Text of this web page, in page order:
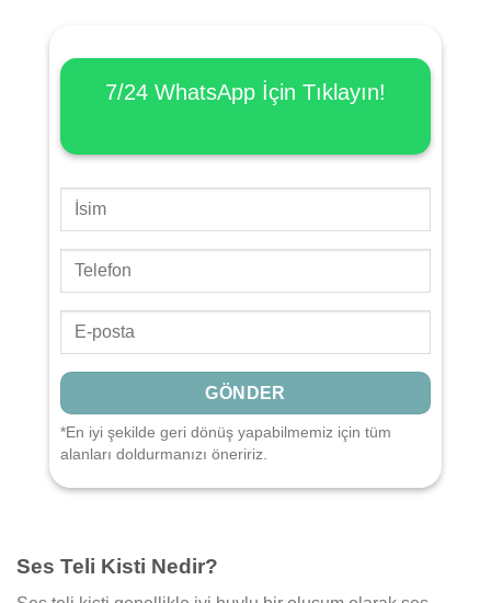
7/24 WhatsApp İçin Tıklayın!
*En iyi şekilde geri dönüş yapabilmemiz için tüm
alanları doldurmanızı öneririz.
Ses Teli Kisti Nedir?